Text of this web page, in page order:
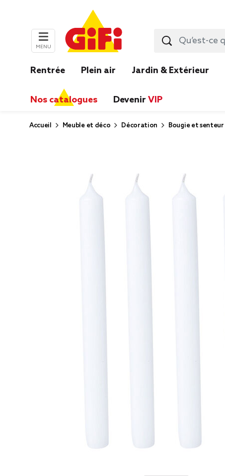
MENU
Rentrée Plein air Jardin & Extérieur
Nos catalogues Devenir VIP
Accueil Meuble et déco Décoration Bougie et senteur